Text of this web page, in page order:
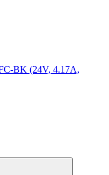
BK (24V, 4.17A,